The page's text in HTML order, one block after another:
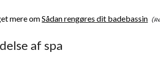
mere omSådan rengøres dit badebassin
af spa